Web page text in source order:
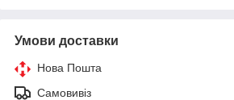
Умови доставки
Нова Пошта
Самовивіз